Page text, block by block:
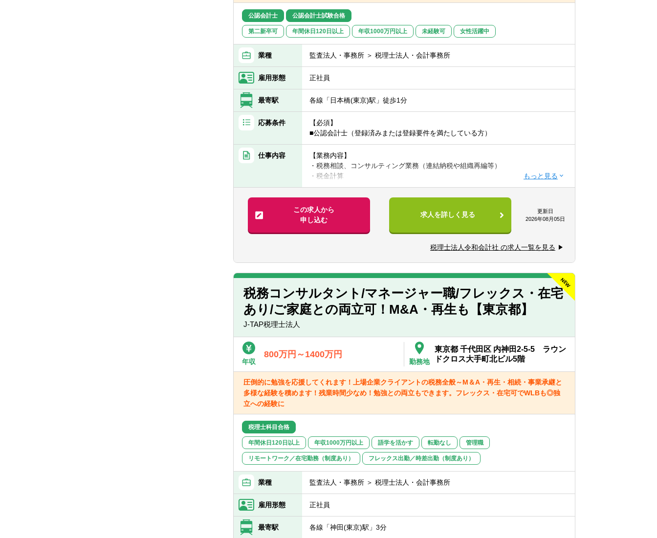
公認会計士 公認会計士試験合格
第二新卒可 年間休日120日以上 年収1000万円以上 未経験可 女性活躍中
業種 監査法人・事務所 ＞ 税理士法人・会計事務所
雇用形態 正社員
最寄駅 各線「日本橋(東京)駅」徒歩1分
応募条件
【必須】
■公認会計士（登録済みまたは登録要件を満たしている方）
仕事内容
【業務内容】
・税務相談、コンサルティング業務（連結納税や組織再編等）
・税金計算
・各種税務申告書作成
・年末調整、確定申告業務
・法人設立に関する手続き及び届出
・M＆A業務（税務DD等）
・一部ではなくクライアントの税務に一環して携わることができます。
この求人から
申し込む
求人を詳しく見る
更新日
2026年08月05日
税理士法人令和会計社 の求人一覧を見る
税務コンサルタント/マネージャー職/フレックス・在宅
あり/ご家庭との両立可！M&A・再生も【東京都】
J-TAP税理士法人
年収
800万円～1400万円
勤務地
東京都 千代田区 内神田2-5-5 ラウン
ドクロス大手町北ビル5階
圧倒的に勉強を応援してくれます！上場企業クライアントの税務全般～M＆A・再生・相続・事業承継と
多様な経験を積めます！残業時間少なめ！勉強との両立もできます。フレックス・在宅可でWLBも◎独
立への経験に
税理士科目合格
年間休日120日以上 年収1000万円以上 語学を活かす 転勤なし 管理職
リモートワーク／在宅勤務（制度あり） フレックス出勤／時差出勤（制度あり）
業種 監査法人・事務所 ＞ 税理士法人・会計事務所
雇用形態 正社員
最寄駅 各線「神田(東京)駅」3分